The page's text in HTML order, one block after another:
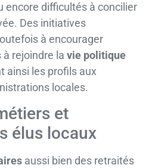
encore difficultés à concilier
Des initiatives
à encourager
rejoindre la vie politique
ainsi les profils aux
locales.
et
élus locaux
aussi bien des retraités